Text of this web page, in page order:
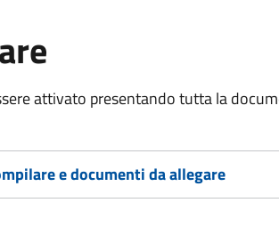
attivato presentando tutta la
e documenti da allegare